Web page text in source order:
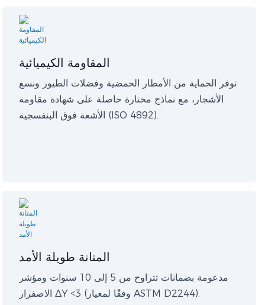
المقاومة الكيميائية
توفر الحماية من الأمطار الحمضية وفضلات الطيور ونسغ
الأشجار، مع نماذج مختارة حاصلة على شهادة مقاومة
الأشعة فوق البنفسجية (ISO 4892).
المتانة طويلة الأمد
مدعومة بضمانات تتراوح من 5 إلى 10 سنوات ومؤشر
الاصفرار ΔY <3 (وفقًا لمعيار ASTM D2244).